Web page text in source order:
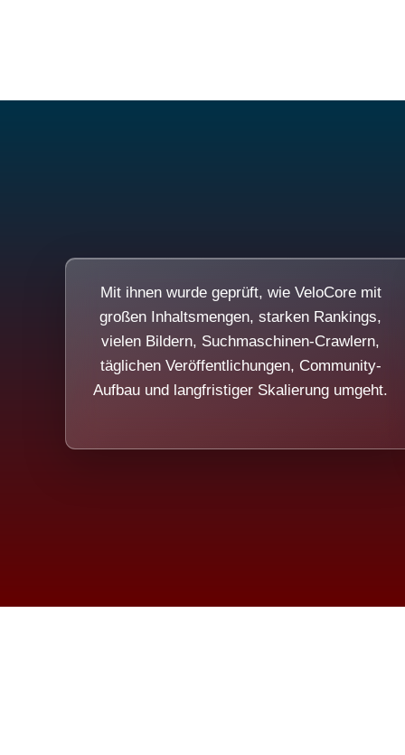
Mit ihnen wurde geprüft, wie VeloCore mit
großen Inhaltsmengen, starken Rankings,
vielen Bildern, Suchmaschinen-Crawlern,
täglichen Veröffentlichungen, Community-
Aufbau und langfristiger Skalierung umgeht.